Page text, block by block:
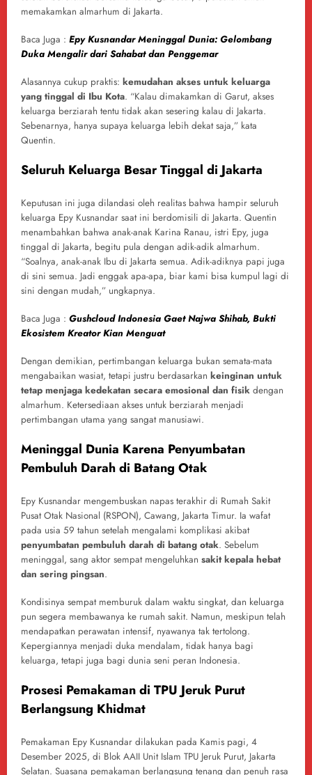
memakamkan almarhum di Jakarta.
Baca Juga : Epy Kusnandar Meninggal Dunia: Gelombang
Duka Mengalir dari Sahabat dan Penggemar
Alasannya cukup praktis: kemudahan akses untuk keluarga
yang tinggal di Ibu Kota. “Kalau dimakamkan di Garut, akses
keluarga berziarah tentu tidak akan sesering kalau di Jakarta.
Sebenarnya, hanya supaya keluarga lebih dekat saja,” kata
Quentin.
Seluruh Keluarga Besar Tinggal di Jakarta
Keputusan ini juga dilandasi oleh realitas bahwa hampir seluruh
keluarga Epy Kusnandar saat ini berdomisili di Jakarta. Quentin
menambahkan bahwa anak-anak Karina Ranau, istri Epy, juga
tinggal di Jakarta, begitu pula dengan adik-adik almarhum.
“Soalnya, anak-anak Ibu di Jakarta semua. Adik-adiknya papi juga
di sini semua. Jadi enggak apa-apa, biar kami bisa kumpul lagi di
sini dengan mudah,” ungkapnya.
Baca Juga : Gushcloud Indonesia Gaet Najwa Shihab, Bukti
Ekosistem Kreator Kian Menguat
Dengan demikian, pertimbangan keluarga bukan semata-mata
mengabaikan wasiat, tetapi justru berdasarkan keinginan untuk
tetap menjaga kedekatan secara emosional dan fisik dengan
almarhum. Ketersediaan akses untuk berziarah menjadi
pertimbangan utama yang sangat manusiawi.
Meninggal Dunia Karena Penyumbatan
Pembuluh Darah di Batang Otak
Epy Kusnandar mengembuskan napas terakhir di Rumah Sakit
Pusat Otak Nasional (RSPON), Cawang, Jakarta Timur. Ia wafat
pada usia 59 tahun setelah mengalami komplikasi akibat
penyumbatan pembuluh darah di batang otak. Sebelum
meninggal, sang aktor sempat mengeluhkan sakit kepala hebat
dan sering pingsan.
Kondisinya sempat memburuk dalam waktu singkat, dan keluarga
pun segera membawanya ke rumah sakit. Namun, meskipun telah
mendapatkan perawatan intensif, nyawanya tak tertolong.
Kepergiannya menjadi duka mendalam, tidak hanya bagi
keluarga, tetapi juga bagi dunia seni peran Indonesia.
Prosesi Pemakaman di TPU Jeruk Purut
Berlangsung Khidmat
Pemakaman Epy Kusnandar dilakukan pada Kamis pagi, 4
Desember 2025, di Blok AAII Unit Islam TPU Jeruk Purut, Jakarta
Selatan. Suasana pemakaman berlangsung tenang dan penuh rasa